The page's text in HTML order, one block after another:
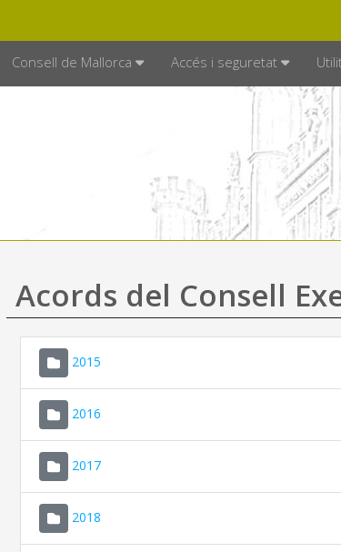
Consell de Mallorca Accés i seguretat
Acords del Consell
2015
2016
2017
2018